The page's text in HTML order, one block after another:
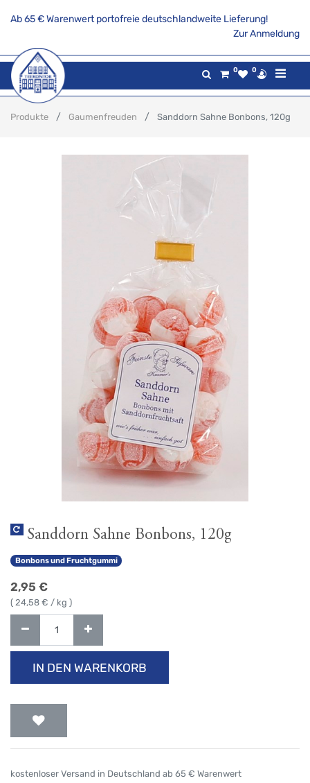
Ab 65 € Warenwert portofreie deutschlandweite Lieferung!
Zur Anmeldung
0 0
Produkte Gaumenfreuden Sanddorn Sahne Bonbons, 120g
Sanddorn Sahne Bonbons, 120g
Bonbons und Fruchtgummi
2,95 €
( 24,58 € / kg )
IN DEN WARENKORB
kostenloser Versand in Deutschland ab 65 € Warenwert